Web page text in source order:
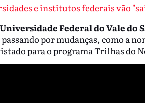
e institutos federais vão
Universidade Federal do Vale do
por mudanças, como a
para o programa Trilhas do